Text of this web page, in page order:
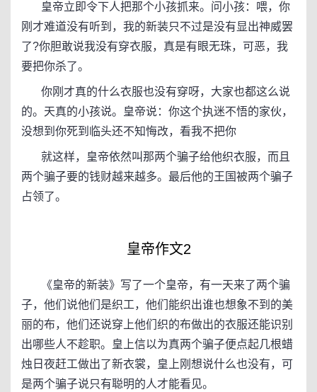
皇帝立即令下人把那个小孩抓来。问小孩：喂，你
刚才难道没有听到，我的新装只不过是没有显出神威罢
了?你胆敢说我没有穿衣服，真是有眼无珠，可恶，我
要把你杀了。
你刚才真的什么衣服也没有穿呀，大家也都这么说
的。天真的小孩说。皇帝说：你这个执迷不悟的家伙，
没想到你死到临头还不知悔改，看我不把你
就这样，皇帝依然叫那两个骗子给他织衣服，而且
两个骗子要的钱财越来越多。最后他的王国被两个骗子
占领了。
皇帝作文2
《皇帝的新装》写了一个皇帝，有一天来了两个骗
子，他们说他们是织工，他们能织出谁也想象不到的美
丽的布，他们还说穿上他们织的布做出的衣服还能识别
出哪些人不趁职。皇上信以为真两个骗子便点起几根蜡
烛日夜赶工做出了新衣裳，皇上刚想说什么也没有，可
是两个骗子说只有聪明的人才能看见。